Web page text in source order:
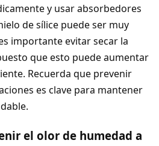
y usar absorbedores
de sílice puede ser muy
importante evitar secar la
que esto puede aumentar
Recuerda que prevenir
es clave para mantener
el olor de humedad a